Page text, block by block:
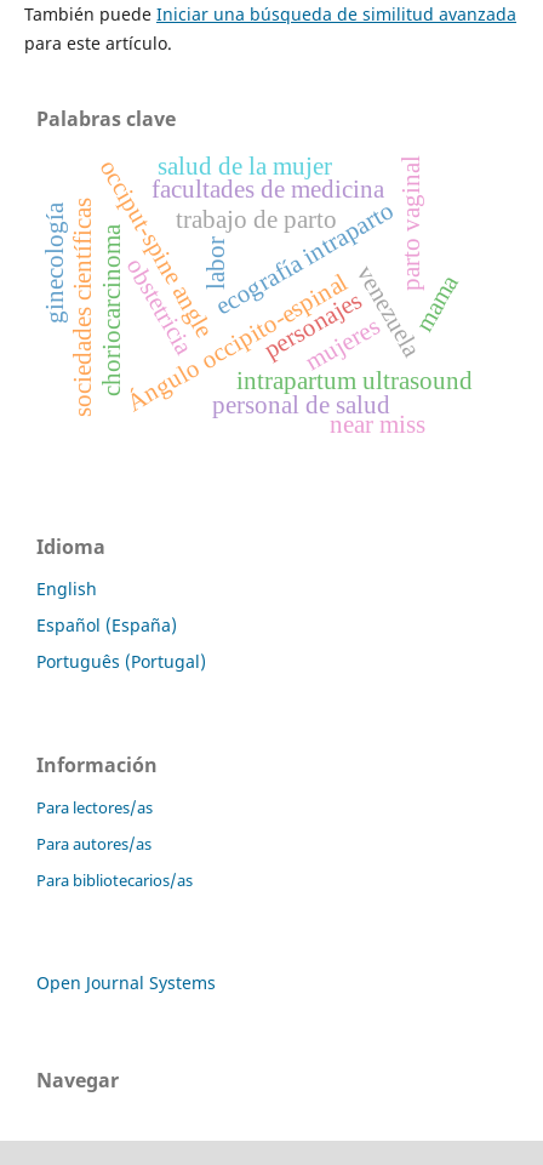
También puede Iniciar una búsqueda de similitud avanzada
para este artículo.
Palabras clave
trabajo de parto
ecografía intraparto
Ángulo occipito-espinal
parto vaginal
labor
intrapartum ultrasound
occiput-spine angle
choriocarcinoma venezuela
obstetricia
sociedades científicas personajes
facultades de medicina
ginecología
mujeres
mama
personal de salud
salud de la mujer
near miss
Idioma
English
Español (España)
Português (Portugal)
Información
Para lectores/as
Para autores/as
Para bibliotecarios/as
Open Journal Systems
Navegar